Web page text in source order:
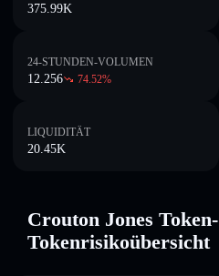
375.99K
24-STUNDEN-VOLUMEN
12.256 74.52%
LIQUIDITÄT
20.45K
Crouton Jones Token-
Tokenrisikoübersicht